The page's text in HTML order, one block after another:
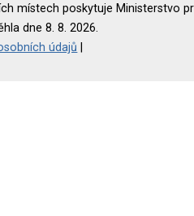
místech poskytuje Ministerstvo
dne 8. 8. 2026.
údajů